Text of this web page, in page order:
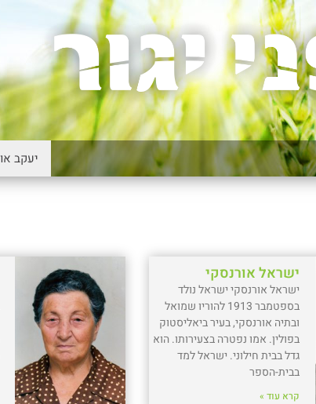
ישראל אורנסקי
ישראל אורנסקי ישראל נולד
בספטמבר 1913 להוריו שמואל
ובתיה אורנסקי, בעיר ביאליסטוק
בפולין. אמו נפטרה בצעירותו. הוא
גדל בבית חילוני. ישראל למד
בבית-הספר
קרא עוד »